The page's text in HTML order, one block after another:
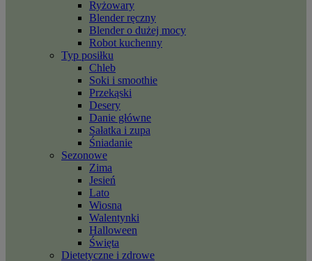
Ryżowary
Blender ręczny
Blender o dużej mocy
Robot kuchenny
Typ posiłku
Chleb
Soki i smoothie
Przekąski
Desery
Danie główne
Sałatka i zupa
Śniadanie
Sezonowe
Zima
Jesień
Lato
Wiosna
Walentynki
Halloween
Święta
Dietetyczne i zdrowe